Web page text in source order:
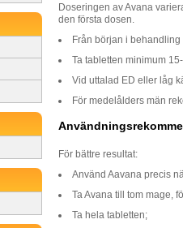
Doseringen av Avana
den första dosen.
Från början i
Ta tabletten minimum
Vid uttalad ED eller låg
För medelålders män
För bättre resultat:
Använd Aavana precis
Ta Avana till tom mage,
Ta hela tabletten;